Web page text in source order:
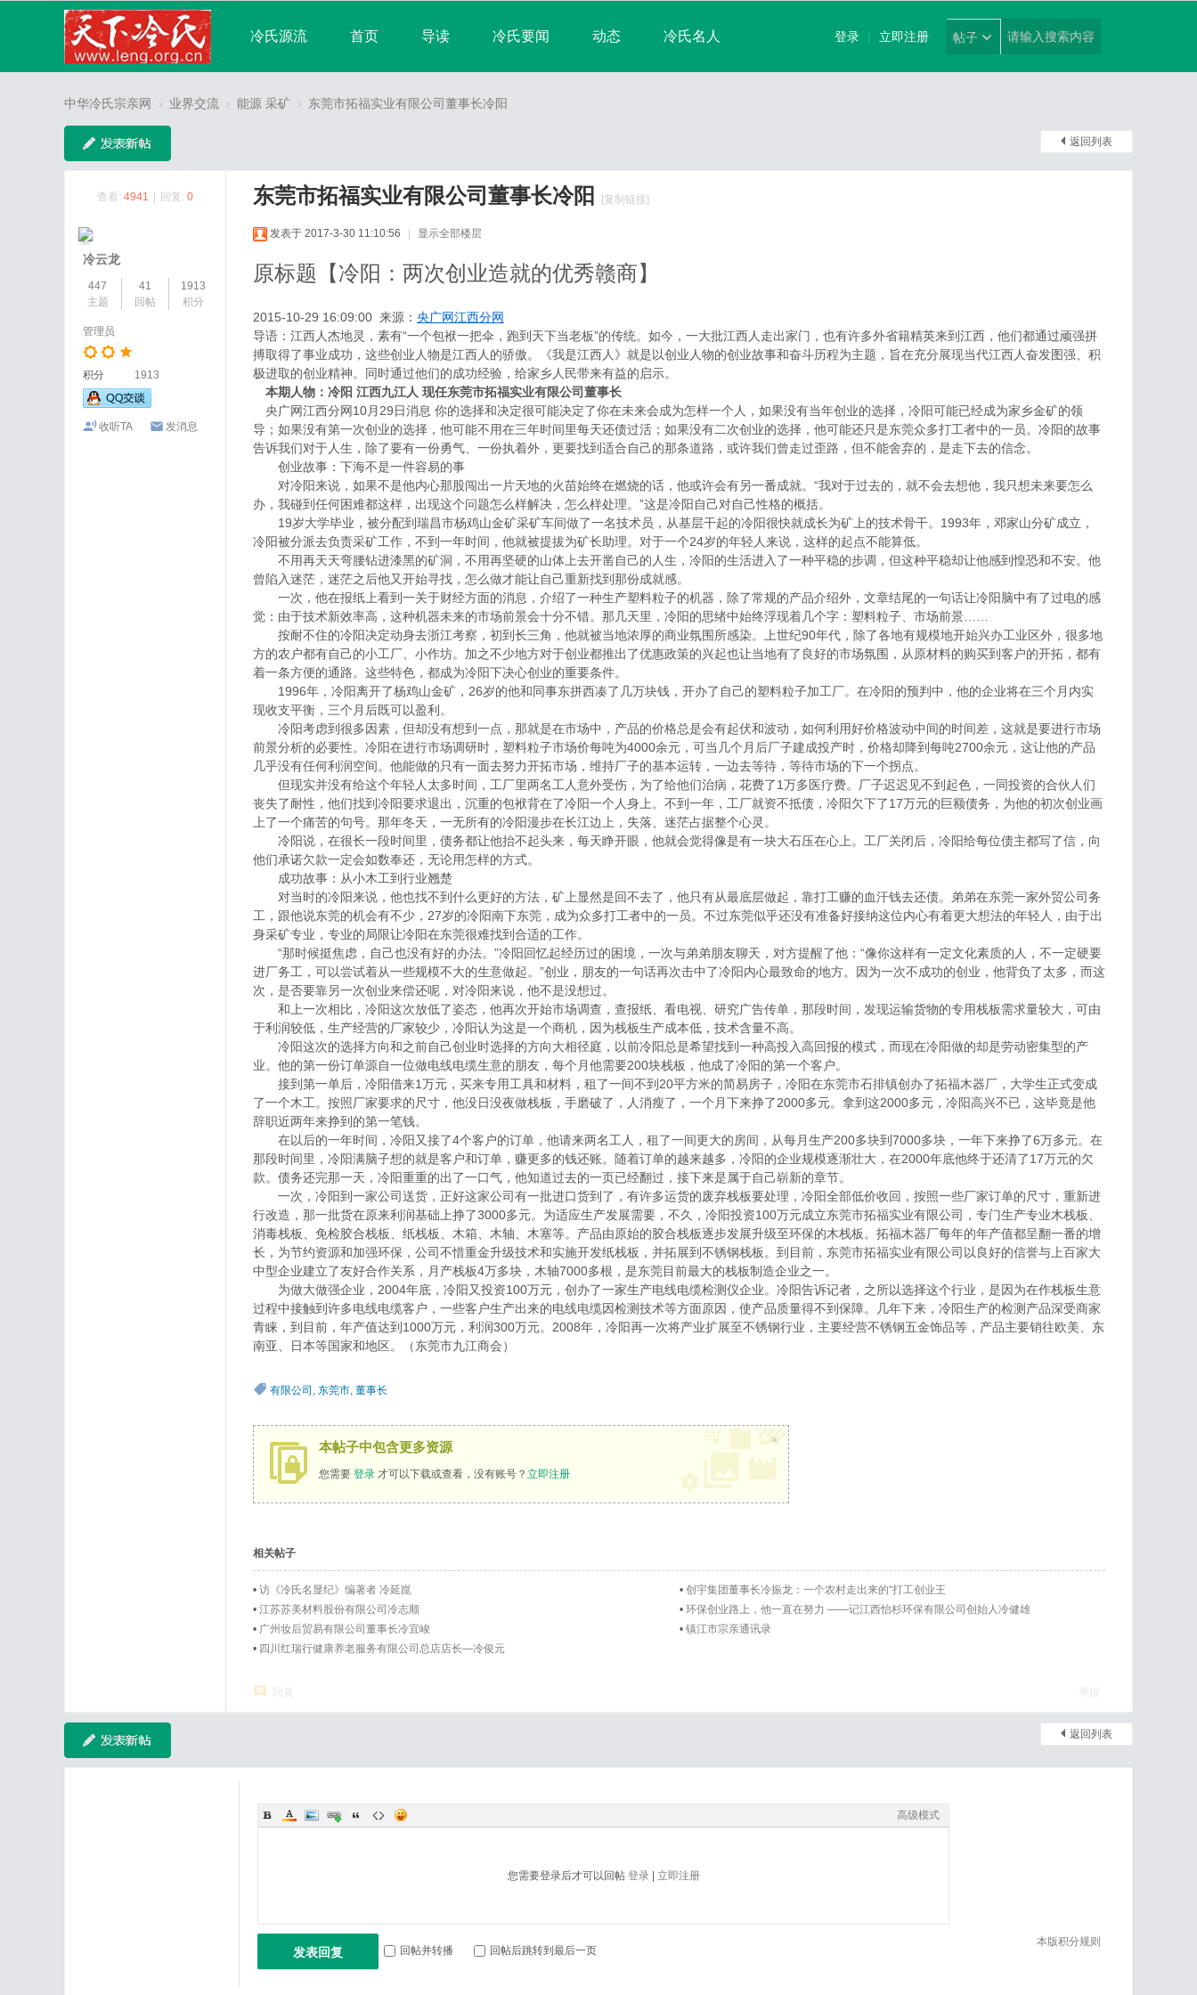
冷氏源流 首页 导读 冷氏要闻 动态 冷氏名人 帖子
登录 | 立即注册
中华冷氏宗亲网 › 业界交流 › 能源 采矿 › 东莞市拓福实业有限公司董事长冷阳
返回列表
查看: 4941 回复: 0 东莞市拓福实业有限公司董事长冷阳 [复制链接]
冷云龙
447
主题
41
回帖
1913
积分
管理员
积分 1913
收听TA 发消息
发表于 2017-3-30 11:10:56 显示全部楼层
原标题【冷阳：两次创业造就的优秀赣商】
2015-10-29 16:09:00 来源： 央广网江西分网
导语：江西人杰地灵，素有“一个包袱一把伞，跑到天下当老板”的传统。如今，一大批江西人走出家门，也有许多外省籍精英来到江西，他们都通过顽强拼
搏取得了事业成功，这些创业人物是江西人的骄傲。《我是江西人》就是以创业人物的创业故事和奋斗历程为主题，旨在充分展现当代江西人奋发图强、积
极进取的创业精神。同时通过他们的成功经验，给家乡人民带来有益的启示。
本期人物：冷阳 江西九江人 现任东莞市拓福实业有限公司董事长
央广网江西分网10月29日消息 你的选择和决定很可能决定了你在未来会成为怎样一个人，如果没有当年创业的选择，冷阳可能已经成为家乡金矿的领
导；如果没有第一次创业的选择，他可能不用在三年时间里每天还债过活；如果没有二次创业的选择，他可能还只是东莞众多打工者中的一员。冷阳的故事
告诉我们对于人生，除了要有一份勇气、一份执着外，更要找到适合自己的那条道路，或许我们曾走过歪路，但不能舍弃的，是走下去的信念。
创业故事：下海不是一件容易的事
对冷阳来说，如果不是他内心那股闯出一片天地的火苗始终在燃烧的话，他或许会有另一番成就。“我对于过去的，就不会去想他，我只想未来要怎么
办，我碰到任何困难都这样，出现这个问题怎么样解决，怎么样处理。”这是冷阳自己对自己性格的概括。
19岁大学毕业，被分配到瑞昌市杨鸡山金矿采矿车间做了一名技术员，从基层干起的冷阳很快就成长为矿上的技术骨干。1993年，邓家山分矿成立，
冷阳被分派去负责采矿工作，不到一年时间，他就被提拔为矿长助理。对于一个24岁的年轻人来说，这样的起点不能算低。
不用再天天弯腰钻进漆黑的矿洞，不用再坚硬的山体上去开凿自己的人生，冷阳的生活进入了一种平稳的步调，但这种平稳却让他感到惶恐和不安。他
曾陷入迷茫，迷茫之后他又开始寻找，怎么做才能让自己重新找到那份成就感。
一次，他在报纸上看到一关于财经方面的消息，介绍了一种生产塑料粒子的机器，除了常规的产品介绍外，文章结尾的一句话让冷阳脑中有了过电的感
觉：由于技术新效率高，这种机器未来的市场前景会十分不错。那几天里，冷阳的思绪中始终浮现着几个字：塑料粒子、市场前景……
按耐不住的冷阳决定动身去浙江考察，初到长三角，他就被当地浓厚的商业氛围所感染。上世纪90年代，除了各地有规模地开始兴办工业区外，很多地
方的农户都有自己的小工厂、小作坊。加之不少地方对于创业都推出了优惠政策的兴起也让当地有了良好的市场氛围，从原材料的购买到客户的开拓，都有
着一条方便的通路。这些特色，都成为冷阳下决心创业的重要条件。
1996年，冷阳离开了杨鸡山金矿，26岁的他和同事东拼西凑了几万块钱，开办了自己的塑料粒子加工厂。在冷阳的预判中，他的企业将在三个月内实
现收支平衡，三个月后既可以盈利。
冷阳考虑到很多因素，但却没有想到一点，那就是在市场中，产品的价格总是会有起伏和波动，如何利用好价格波动中间的时间差，这就是要进行市场
前景分析的必要性。冷阳在进行市场调研时，塑料粒子市场价每吨为4000余元，可当几个月后厂子建成投产时，价格却降到每吨2700余元，这让他的产品
几乎没有任何利润空间。他能做的只有一面去努力开拓市场，维持厂子的基本运转，一边去等待，等待市场的下一个拐点。
但现实并没有给这个年轻人太多时间，工厂里两名工人意外受伤，为了给他们治病，花费了1万多医疗费。厂子迟迟见不到起色，一同投资的合伙人们
丧失了耐性，他们找到冷阳要求退出，沉重的包袱背在了冷阳一个人身上。不到一年，工厂就资不抵债，冷阳欠下了17万元的巨额债务，为他的初次创业画
上了一个痛苦的句号。那年冬天，一无所有的冷阳漫步在长江边上，失落、迷茫占据整个心灵。
冷阳说，在很长一段时间里，债务都让他抬不起头来，每天睁开眼，他就会觉得像是有一块大石压在心上。工厂关闭后，冷阳给每位债主都写了信，向
他们承诺欠款一定会如数奉还，无论用怎样的方式。
成功故事：从小木工到行业翘楚
对当时的冷阳来说，他也找不到什么更好的方法，矿上显然是回不去了，他只有从最底层做起，靠打工赚的血汗钱去还债。弟弟在东莞一家外贸公司务
工，跟他说东莞的机会有不少，27岁的冷阳南下东莞，成为众多打工者中的一员。不过东莞似乎还没有准备好接纳这位内心有着更大想法的年轻人，由于出
身采矿专业，专业的局限让冷阳在东莞很难找到合适的工作。
“那时候挺焦虑，自己也没有好的办法。”冷阳回忆起经历过的困境，一次与弟弟朋友聊天，对方提醒了他：“像你这样有一定文化素质的人，不一定硬要
进厂务工，可以尝试着从一些规模不大的生意做起。”创业，朋友的一句话再次击中了冷阳内心最致命的地方。因为一次不成功的创业，他背负了太多，而这
次，是否要靠另一次创业来偿还呢，对冷阳来说，他不是没想过。
和上一次相比，冷阳这次放低了姿态，他再次开始市场调查，查报纸、看电视、研究广告传单，那段时间，发现运输货物的专用栈板需求量较大，可由
于利润较低，生产经营的厂家较少，冷阳认为这是一个商机，因为栈板生产成本低，技术含量不高。
冷阳这次的选择方向和之前自己创业时选择的方向大相径庭，以前冷阳总是希望找到一种高投入高回报的模式，而现在冷阳做的却是劳动密集型的产
业。他的第一份订单源自一位做电线电缆生意的朋友，每个月他需要200块栈板，他成了冷阳的第一个客户。
接到第一单后，冷阳借来1万元，买来专用工具和材料，租了一间不到20平方米的简易房子，冷阳在东莞市石排镇创办了拓福木器厂，大学生正式变成
了一个木工。按照厂家要求的尺寸，他没日没夜做栈板，手磨破了，人消瘦了，一个月下来挣了2000多元。拿到这2000多元，冷阳高兴不已，这毕竟是他
辞职近两年来挣到的第一笔钱。
在以后的一年时间，冷阳又接了4个客户的订单，他请来两名工人，租了一间更大的房间，从每月生产200多块到7000多块，一年下来挣了6万多元。在
那段时间里，冷阳满脑子想的就是客户和订单，赚更多的钱还账。随着订单的越来越多，冷阳的企业规模逐渐壮大，在2000年底他终于还清了17万元的欠
款。债务还完那一天，冷阳重重的出了一口气，他知道过去的一页已经翻过，接下来是属于自己崭新的章节。
一次，冷阳到一家公司送货，正好这家公司有一批进口货到了，有许多运货的废弃栈板要处理，冷阳全部低价收回，按照一些厂家订单的尺寸，重新进
行改造，那一批货在原来利润基础上挣了3000多元。为适应生产发展需要，不久，冷阳投资100万元成立东莞市拓福实业有限公司，专门生产专业木栈板、
消毒栈板、免检胶合栈板、纸栈板、木箱、木轴、木塞等。产品由原始的胶合栈板逐步发展升级至环保的木栈板。拓福木器厂每年的年产值都呈翻一番的增
长，为节约资源和加强环保，公司不惜重金升级技术和实施开发纸栈板，并拓展到不锈钢栈板。到目前，东莞市拓福实业有限公司以良好的信誉与上百家大
中型企业建立了友好合作关系，月产栈板4万多块，木轴7000多根，是东莞目前最大的栈板制造企业之一。
为做大做强企业，2004年底，冷阳又投资100万元，创办了一家生产电线电缆检测仪企业。冷阳告诉记者，之所以选择这个行业，是因为在作栈板生意
过程中接触到许多电线电缆客户，一些客户生产出来的电线电缆因检测技术等方面原因，使产品质量得不到保障。几年下来，冷阳生产的检测产品深受商家
青睐，到目前，年产值达到1000万元，利润300万元。2008年，冷阳再一次将产业扩展至不锈钢行业，主要经营不锈钢五金饰品等，产品主要销往欧美、东
南亚、日本等国家和地区。（东莞市九江商会）
有限公司 , 东莞市, 董事长
本帖子中包含更多资源
您需要 登录 才可以下载或查看，没有账号？ 立即注册
×
相关帖子
• 访《冷氏名显纪》编著者 冷延崑 • 创宇集团董事长冷振龙：一个农村走出来的“打工创业王
• 江苏苏美材料股份有限公司冷志顺 • 环保创业路上，他一直在努力 ——记江西怡杉环保有限公司创始人冷健雄
• 广州妆后贸易有限公司董事长冷宜峻 • 镇江市宗亲通讯录
• 四川红瑞行健康养老服务有限公司总店店长—冷俊元
回复 举报
返回列表
高级模式
您需要登录后才可以回帖 登录| 立即注册
本版积分规则
发表回复 回帖并转播 回帖后跳转到最后一页